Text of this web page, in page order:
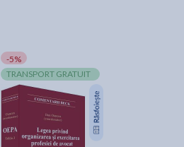
-5%
TRANSPORT GRATUIT